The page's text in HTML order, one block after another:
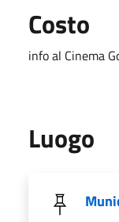
Costo
info al Cinema
Luogo